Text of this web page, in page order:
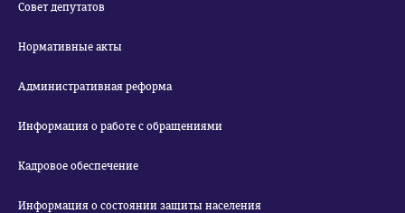
Совет депутатов
Нормативные акты
Административная реформа
Информация о работе с обращениями
Кадровое обеспечение
Информация о состоянии защиты населения